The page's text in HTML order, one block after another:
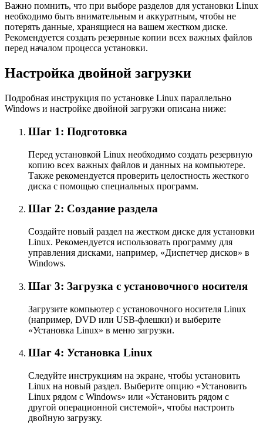
Важно помнить, что при выборе разделов для установки Linux
необходимо быть внимательным и аккуратным, чтобы не
потерять данные, хранящиеся на вашем жестком диске.
Рекомендуется создать резервные копии всех важных файлов
перед началом процесса установки.
Настройка двойной загрузки
Подробная инструкция по установке Linux параллельно
Windows и настройке двойной загрузки описана ниже:
Шаг 1: Подготовка
Перед установкой Linux необходимо создать резервную
копию всех важных файлов и данных на компьютере.
Также рекомендуется проверить целостность жесткого
диска с помощью специальных программ.
Шаг 2: Создание раздела
Создайте новый раздел на жестком диске для установки
Linux. Рекомендуется использовать программу для
управления дисками, например, «Диспетчер дисков» в
Windows.
Шаг 3: Загрузка с установочного носителя
Загрузите компьютер с установочного носителя Linux
(например, DVD или USB-флешки) и выберите
«Установка Linux» в меню загрузки.
Шаг 4: Установка Linux
Следуйте инструкциям на экране, чтобы установить
Linux на новый раздел. Выберите опцию «Установить
Linux рядом с Windows» или «Установить рядом с
другой операционной системой», чтобы настроить
двойную загрузку.